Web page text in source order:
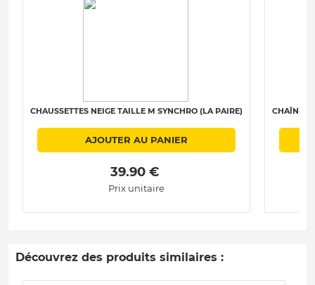
CHAUSSETTES NEIGE TAILLE M SYNCHRO (LA PAIRE)
AJOUTER AU PANIER
39.90 €
Prix unitaire
CHAÎNES
Découvrez des produits similaires :